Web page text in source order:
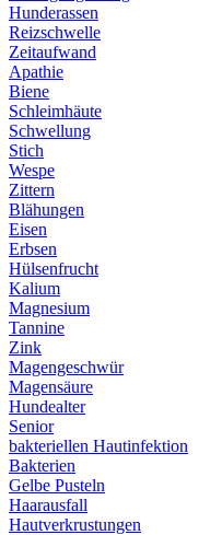
Hunderassen
Reizschwelle
Zeitaufwand
Apathie
Biene
Schleimhäute
Schwellung
Stich
Wespe
Zittern
Blähungen
Eisen
Erbsen
Hülsenfrucht
Kalium
Magnesium
Tannine
Zink
Magengeschwür
Magensäure
Hundealter
Senior
bakteriellen Hautinfektion
Bakterien
Gelbe Pusteln
Haarausfall
Hautverkrustungen